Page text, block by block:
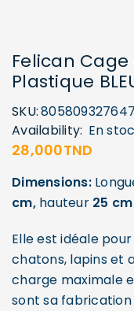
Felican Cage
Plastique
SKU:
Availability: En
28,000TND
Dimensions:
cm,hauteur 25 cm
Elle est idéale
chatons, lapins et
charge maximale
sont sa